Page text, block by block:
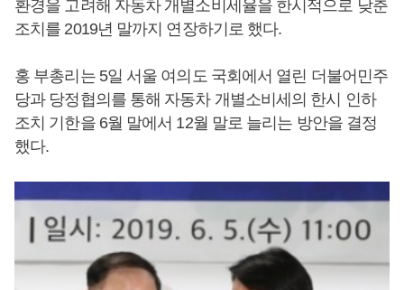
환경을 고려해 자동차 개별소비세율을 한시적으로 낮춘
조치를 2019년 말까지 연장하기로 했다.
홍 부총리는 5일 서울 여의도 국회에서 열린 더불어민주
당과 당정협의를 통해 자동차 개별소비세의 한시 인하
조치 기한을 6월 말에서 12월 말로 늘리는 방안을 결정
했다.